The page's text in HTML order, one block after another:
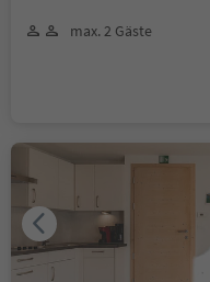
max. 2 Gäste